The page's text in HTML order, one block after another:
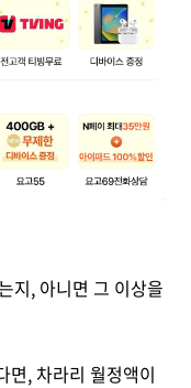
지, 아니면 그 이상을
면, 차라리 월정액이